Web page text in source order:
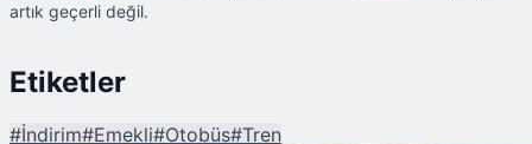
artık geçerli değil.
Etiketler
#İndirim#Emekli#Otobüs#Tren